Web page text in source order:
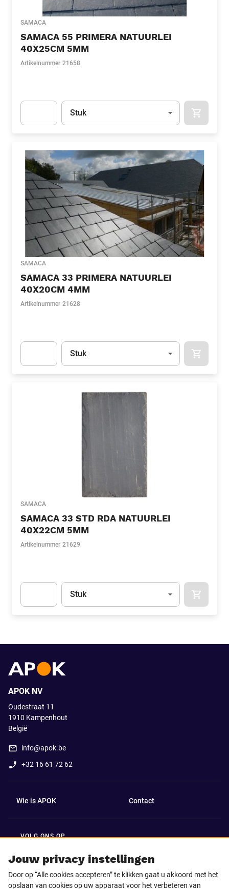
SAMACA
SAMACA 55 PRIMERA NATUURLEI
40X25CM 5MM
Artikelnummer 21658
Eenheid
Stuk
SAMACA
SAMACA 33 PRIMERA NATUURLEI
40X20CM 4MM
Artikelnummer 21628
Eenheid
Stuk
SAMACA
SAMACA 33 STD RDA NATUURLEI
40X22CM 5MM
Artikelnummer 21629
Eenheid
Stuk
Jouw privacy instellingen
Door op “Alle cookies accepteren” te klikken gaat u akkoord met het
opslaan van cookies op uw apparaat voor het verbeteren van
APOK NV
Oudestraat 11
1910 Kampenhout
België
info@apok.be
+32 16 61 72 62
Wie is APOK Contact
VOLG ONS OP
Facebook
Instagram TikTok